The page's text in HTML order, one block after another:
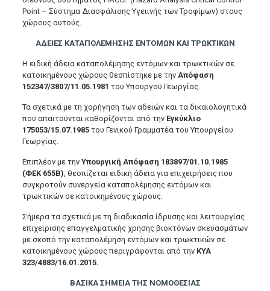
Point – Σύστημα Διασφάλισης Υγειινής των Τροφίμων) στους
χώρους αυτούς.
ΑΔΕΙΕΣ ΚΑΤΑΠΟΛΕΜΗΣΗΣ ΕΝΤΟΜΩΝ ΚΑΙ ΤΡΩΚΤΙΚΩΝ
Η ειδική άδεια καταπολέμησης εντόμων και τρωκτικών σε
κατοικημένους χώρους θεσπίστηκε με την Απόφαση
152347/3807/11.05.1981 του Υπουργού Γεωργίας.
Τα σχετικά με τη χορήγηση των αδειών και τα δικαιολογητικά
που απαιτούνται καθορίζονται από την Εγκύκλιο
175053/15.07.1985του Γενικού Γραμματέα του Υπουργείου
Γεωργίας.
Επιπλέον με την Υπουργική Απόφαση 183897/01.10.1985
(ΦΕΚ 655Β), θεσπίζεται ειδική άδεια για επιχειρήσεις που
συγκροτούν συνεργεία καταπολέμησης εντόμων και
τρωκτικών σε κατοικημένους χώρους.
Σήμερα τα σχετικά με τη διαδικασία ίδρυσης και λειτουργίας
επιχείρισης επαγγελματικής χρήσης βιοκτόνων σκευασμάτων
με σκοπό την καταπολέμηση εντόμων και τρωκτικών σε
κατοικημένους χώρους περιγράφονται από την ΚΥΑ
323/4883/16.01.2015.
ΒΑΣΙΚΑ ΣΗΜΕΙΑ ΤΗΣ ΝΟΜΟΘΕΣΙΑΣ